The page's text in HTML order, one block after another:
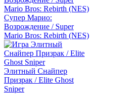
Супер Марио:
Возрождение / Super
Mario Bros: Rebirth (NES)
Элитный Снайпер
Призрак / Elite Ghost
Sniper